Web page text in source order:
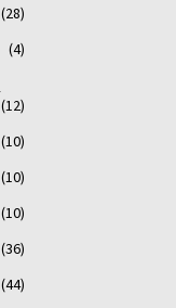
(28)
(4)
(12)
(10)
(10)
(10)
(36)
(44)